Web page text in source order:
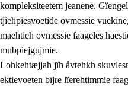
kompleksiteetem jeanene.
tjiehpiesvoetide ovmessie
maehtieh ovmessie faageles
mubpiejgujmie.
Lohkehtæjjah jïh åvtehkh
ektievoeten bïjre lïerehtimmie